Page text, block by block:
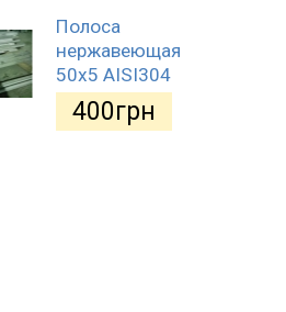
Полоса
нержавеющая
50х5 AISI304
400грн